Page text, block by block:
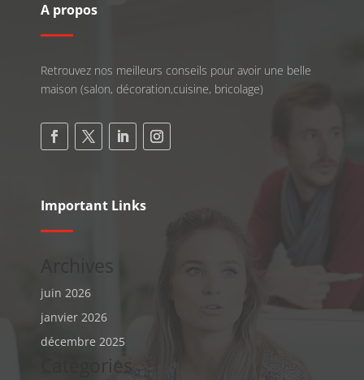
A propos
Retrouvez nos meilleurs conseils pour avoir une belle
maison (salon, décoration,cuisine, bricolage)
Important Links
Archives
juin 2026
janvier 2026
décembre 2025
Categories